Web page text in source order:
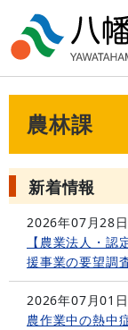
農林課
新着情報
2026年07月28日
【農業法人・
援事業の要望調
2026年07月01日
農作業中の熱中